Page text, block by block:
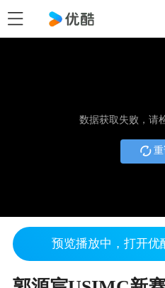
数据获取失败，请
预览播放中，打开优